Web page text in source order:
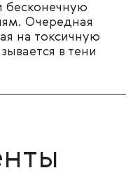
бесконечную
Очередная
на токсичную
в тени